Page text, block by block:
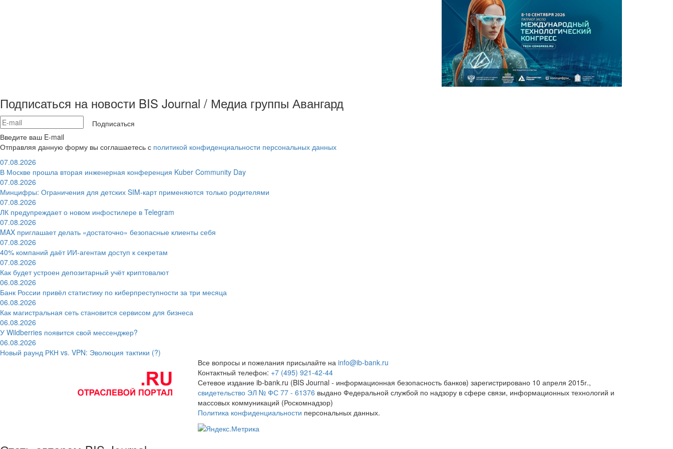
Подписаться на новости BIS Journal / Медиа группы Авангард
Подписаться
Введите ваш E-mail
Отправляя данную форму вы соглашаетесь с политикой конфиденциальности персональных данных
07.08.2026
В Москве прошла вторая инженерная конференция Kuber Community Day
07.08.2026
Минцифры: Ограничения для детских SIM-карт применяются только родителями
07.08.2026
ЛК предупреждает о новом инфостилере в Telegram
07.08.2026
MAX приглашает делать «достаточно» безопасные клиенты себя
07.08.2026
40% компаний даёт ИИ‑агентам доступ к секретам
07.08.2026
Как будет устроен депозитарный учёт криптовалют
06.08.2026
Банк России привёл статистику по киберпреступности за три месяца
06.08.2026
Как магистральная сеть становится сервисом для бизнеса
06.08.2026
У Wildberries появится свой мессенджер?
06.08.2026
Новый раунд РКН vs. VPN: Эволюция тактики (?)
Все вопросы и пожелания присылайте на info@ib-bank.ru
Контактный телефон: +7 (495) 921-42-44
Сетевое издание ib-bank.ru (BIS Journal - информационная безопасность банков) зарегистрировано 10 апреля 2015г.,
свидетельство ЭЛ № ФС 77 - 61376 выдано Федеральной службой по надзору в сфере связи, информационных технологий и
массовых коммуникаций (Роскомнадзор)
Политика конфиденциальности персональных данных.